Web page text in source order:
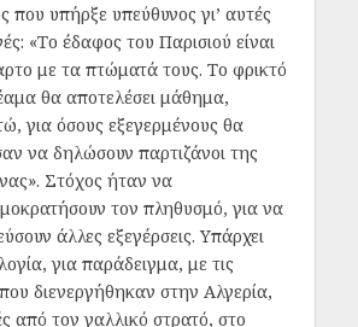
που υπήρξε υπεύθυνος γι’ αυτές
«Το έδαφος του Παρισιού είναι
με τα πτώματά τους. Το φρικτό
θα αποτελέσει μάθημα,
για όσους εξεγερμένους θα
να δηλώσουν παρτιζάνοι της
Στόχος ήταν να
τον πληθυσμό, για να
άλλες εξεγέρσεις. Υπάρχει
για παράδειγμα, με τις
διενεργήθηκαν στην Αλγερία,
από τον γαλλικό στρατό, στο